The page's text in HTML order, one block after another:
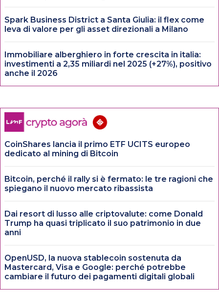
Spark Business District a Santa Giulia: il flex come
leva di valore per gli asset direzionali a Milano
Immobiliare alberghiero in forte crescita in italia:
investimenti a 2,35 miliardi nel 2025 (+27%), positivo
anche il 2026
CoinShares lancia il primo ETF UCITS europeo
dedicato al mining di Bitcoin
Bitcoin, perché il rally si è fermato: le tre ragioni che
spiegano il nuovo mercato ribassista
Dai resort di lusso alle criptovalute: come Donald
Trump ha quasi triplicato il suo patrimonio in due
anni
OpenUSD, la nuova stablecoin sostenuta da
Mastercard, Visa e Google: perché potrebbe
cambiare il futuro dei pagamenti digitali globali